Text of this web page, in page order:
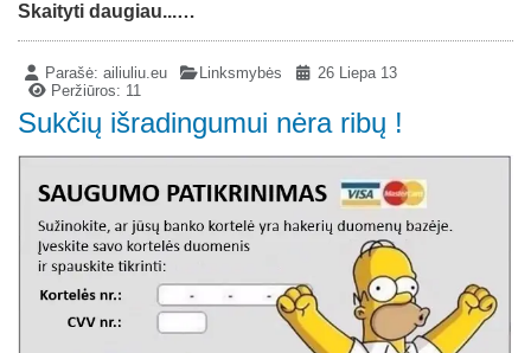
Skaityti daugiau...…
Parašė:ailiuliu.eu Linksmybės
26 Liepa 13
Peržiūros: 11
Sukčių išradingumui nėra ribų !